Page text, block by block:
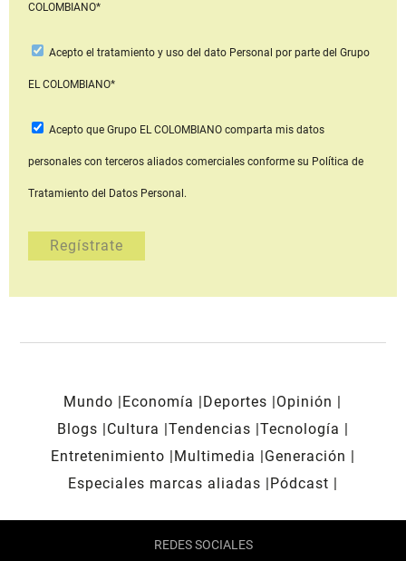
COLOMBIANO*
Acepto el tratamiento y uso del dato Personal por parte del Grupo
EL COLOMBIANO*
Acepto que Grupo EL COLOMBIANOcomparta mis datos
personales con terceros aliados comerciales conforme su Política de
Tratamiento del Datos Personal.
Mundo Economía Deportes
Opinión
Blogs
Cultura Tendencias Tecnología
Entretenimiento
Multimedia
Generación
Especiales marcas aliadas
Pódcast
REDES SOCIALES